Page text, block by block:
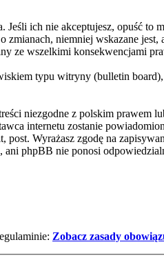
ich nie akceptujesz, opuść
niemniej wskazane
ze wszelkimi konsekwencjami
typu witryny (bulletin
niezgodne z polskim prawem
internetu zostanie
Wyrażasz zgodę na
phpBB nie ponosi
Zobacz zasady